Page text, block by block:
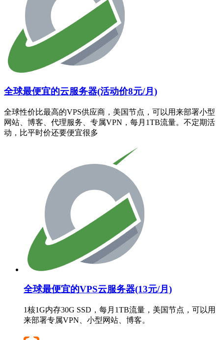
全球最便宜的云服务器(活动价8元/月)
全球性价比最高的VPS供应商，美国节点，可以用来部署小型
网站、博客、代理服务、专属VPN，每月1TB流量。不定期活
动，比平时价还要便宜很多
全球最便宜的VPS云服务器(13元/月)
1核1G内存30G SSD，每月1TB流量，美国节点，可以用
来部署专属VPN、小型网站、博客。